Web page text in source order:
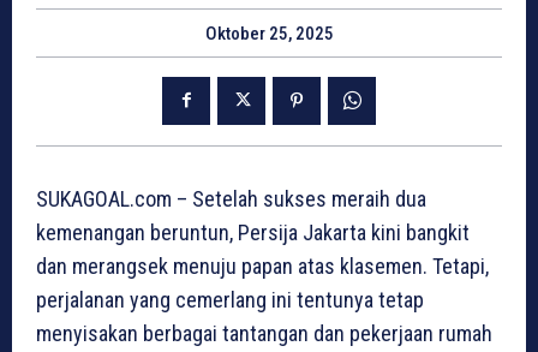
Oktober 25, 2025
SUKAGOAL.com – Setelah sukses meraih dua
kemenangan beruntun, Persija Jakarta kini bangkit
dan merangsek menuju papan atas klasemen. Tetapi,
perjalanan yang cemerlang ini tentunya tetap
menyisakan berbagai tantangan dan pekerjaan rumah